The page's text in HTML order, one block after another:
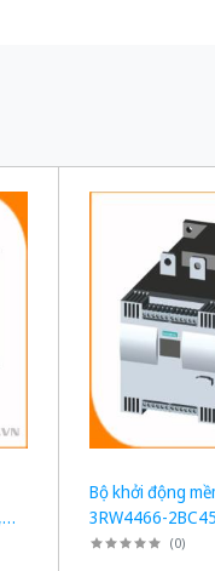
Bộ khởi động
3RW4466-
Nâng cấp
(0)